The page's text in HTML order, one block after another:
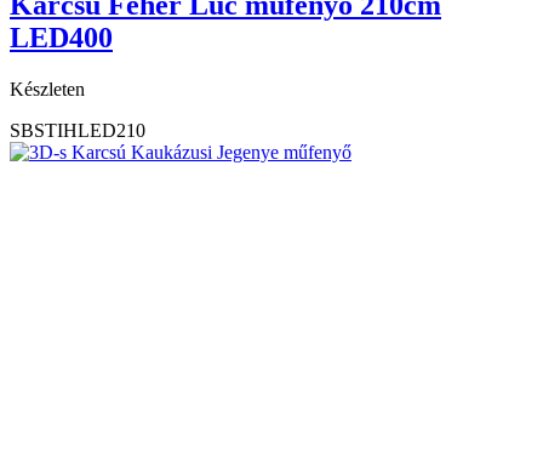
LED400
Készleten
SBSTIHLED210